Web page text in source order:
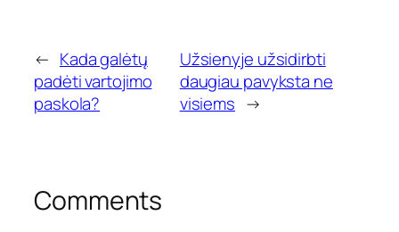
← Kada galėtų
padėti vartojimo
paskola?
Užsienyje užsidirbti
daugiau pavyksta ne
visiems →
Comments